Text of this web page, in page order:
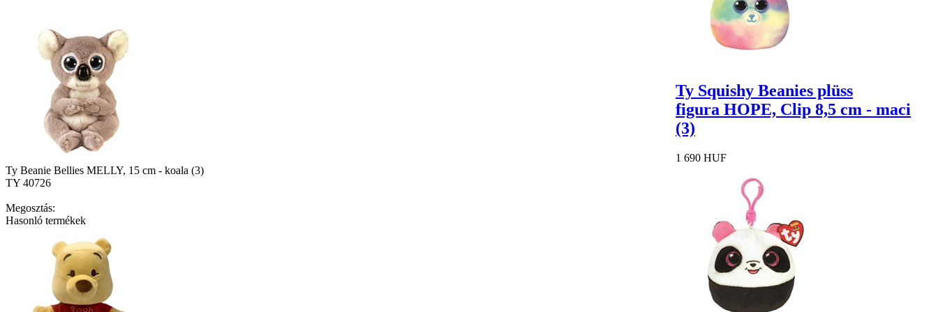
Ty Beanie Bellies MELLY, 15 cm - koala (3)
TY 40726
Megosztás:
Hasonló termékek
Ty Squishy Beanies plüss
figura HOPE, Clip 8,5 cm - maci
(3)
1 690 HUF